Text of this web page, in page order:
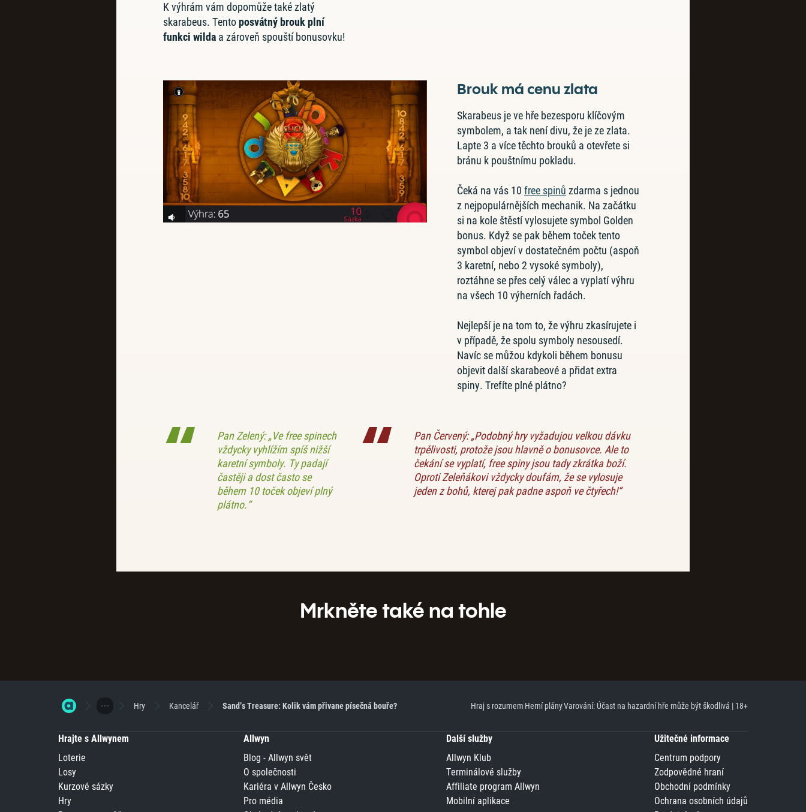
K výhrám vám dopomůže také zlatý
skarabeus. Tento posvátný brouk plní
funkci wilda a zároveň spouští bonusovku!
Brouk má cenu zlata
Skarabeus je ve hře bezesporu klíčovým
symbolem, a tak není divu, že je ze zlata.
Lapte 3 a více těchto brouků a otevřete si
bránu k pouštnímu pokladu.
Čeká na vás 10 free spinů zdarma s jednou
z nejpopulárnějších mechanik. Na začátku
si na kole štěstí vylosujete symbol Golden
bonus. Když se pak během toček tento
symbol objeví v dostatečném počtu (aspoň
3 karetní, nebo 2 vysoké symboly),
roztáhne se přes celý válec a vyplatí výhru
na všech 10 výherních řadách.
Nejlepší je na tom to, že výhru zkasírujete i
v případě, že spolu symboly nesousedí.
Navíc se můžou kdykoli během bonusu
objevit další skarabeové a přidat extra
spiny. Trefíte plné plátno?
Pan Zelený: „Ve free spinech
vždycky vyhlížím spíš nižší
karetní symboly. Ty padají
častěji a dost často se
během 10 toček objeví plný
plátno.“
Pan Červený: „Podobný hry vyžadujou velkou dávku
trpělivosti, protože jsou hlavně o bonusovce. Ale to
čekání se vyplatí, free spiny jsou tady zkrátka boží.
Oproti Zeleňákovi vždycky doufám, že se vylosuje
jeden z bohů, kterej pak padne aspoň ve čtyřech!“
Mrkněte také na tohle
Hry Kancelář Sand’s Treasure: Kolik vám přivane písečná bouře? Hraj s rozumem Herní plányVarování: Účast na hazardní hře může být škodlivá | 18+
Hrajte s Allwynem
Loterie
Losy
Kurzové sázky
Hry
Allwyn
Blog - Allwyn svět
O společnosti
Kariéra v Allwyn Česko
Pro média
Další služby
Allwyn Klub
Terminálové služby
Affiliate program Allwyn
Mobilní aplikace
Užitečné informace
Centrum podpory
Zodpovědné hraní
Obchodní podmínky
Ochrana osobních údajů